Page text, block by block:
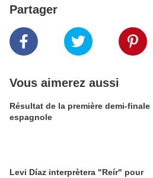
Partager
Vous aimerez aussi
Résultat de la première demi-finale
espagnole
Levi Díaz interprètera "Reír" pour